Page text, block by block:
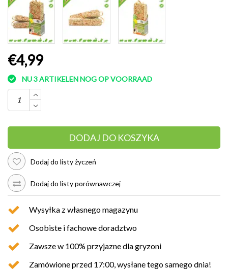
€4,99
NU 3 ARTIKELEN NOG OP VOORRAAD
DODAJ DO KOSZYKA
Dodaj do listy życzeń
Dodaj do listy porównawczej
Wysyłka z własnego magazynu
Osobiste i fachowe doradztwo
Zawsze w 100% przyjazne dla gryzoni
Zamówione przed 17:00, wysłane tego samego dnia!